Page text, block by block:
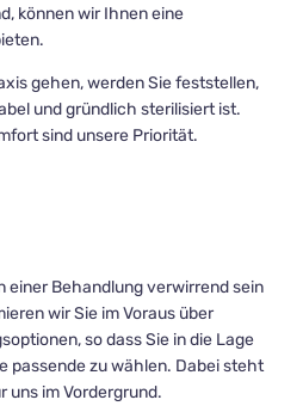
können wir Ihnen eine
gehen, werden Sie feststellen,
und gründlich sterilisiert ist.
sind unsere Priorität.
einer Behandlung verwirrend sein
wir Sie im Voraus über
so dass Sie in die Lage
passende zu wählen. Dabei steht
uns im Vordergrund.